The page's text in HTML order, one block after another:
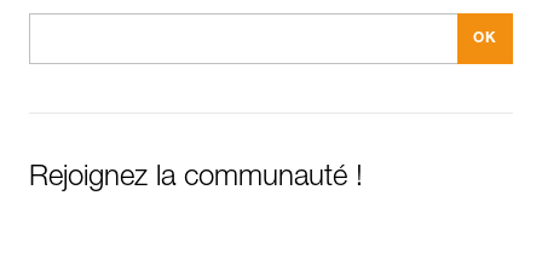
Rejoignez la communauté !